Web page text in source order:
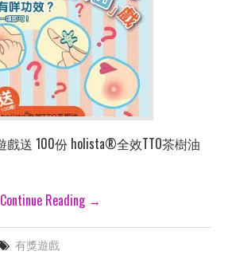
送 100份 holista®全效TTO茶樹油
Continue Reading →
有獎遊戲